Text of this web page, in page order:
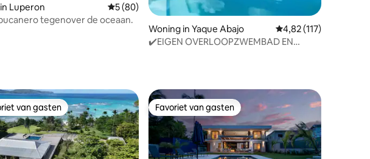
van 4,76 op 5, 179 recensies
Luperon Gemiddelde beoordeling van 5 op 5, 80 recensies
5 (80)
tegenover de oceaan.
Woning in Yaque Abajo Gemiddelde
4,82 (117)
✔️EIGEN OVERLOOPZWEMBAD EN
van gasten
van gasten Favoriet van gasten
Favoriet van gasten